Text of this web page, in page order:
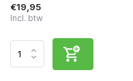
€19,95
Incl. btw